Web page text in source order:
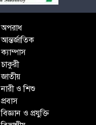
অপরাধ
আন্তর্জাতিক
ক্যাম্পাস
চাকুরী
জাতীয়
নারী ও শিশু
প্রবাস
বিজ্ঞান ও প্রযুক্তি